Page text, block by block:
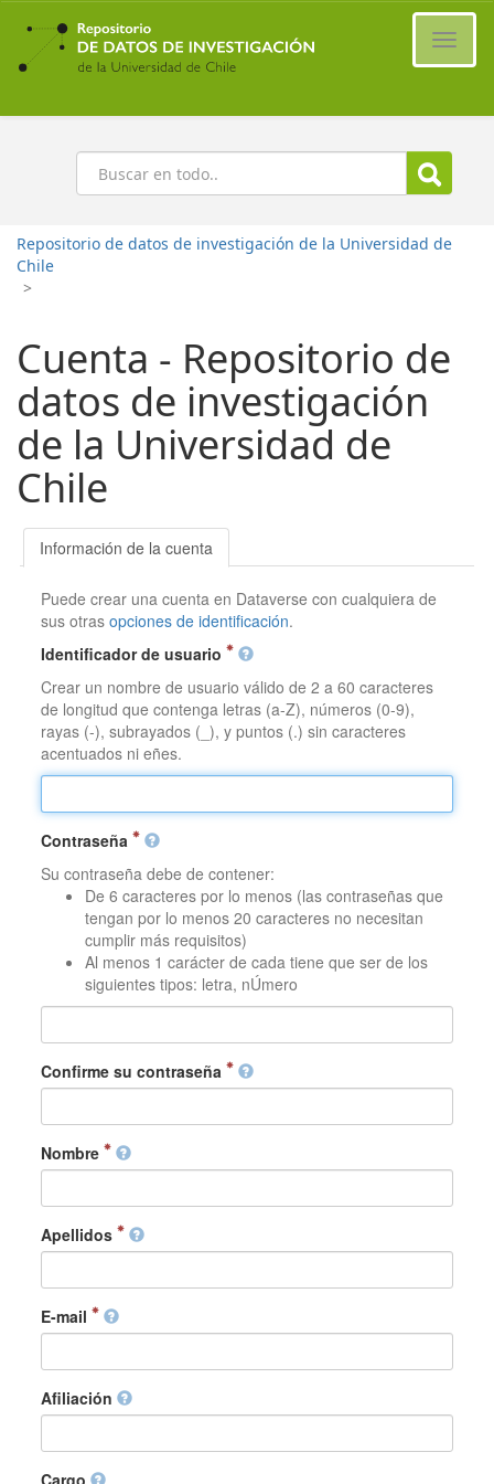
Ir
contenido
principal
Buscar
Repositorio de datos de investigación de la Universidad de
Chile
>
Cuenta - Repositorio de
datos de investigación
de la Universidad de
Chile
Información de la cuenta
Puede crear una cuenta en Dataverse con cualquiera de
sus otrasopciones de identificación.
Identificador de usuario
Crear un nombre de usuario válido de 2 a 60 caracteres
de longitud que contenga letras (a-Z), números (0-9),
rayas (-), subrayados (_), y puntos (.) sin caracteres
acentuados ni eñes.
Contraseña
Su contraseña debe de contener:
De 6 caracteres por lo menos (las contraseñas que
tengan por lo menos 20 caracteres no necesitan
cumplir más requisitos)
Al menos 1 carácter de cada tiene que ser de los
siguientes tipos: letra, nÚmero
Confirme su contraseña
Nombre
Apellidos
E-mail
Afiliación
Cargo